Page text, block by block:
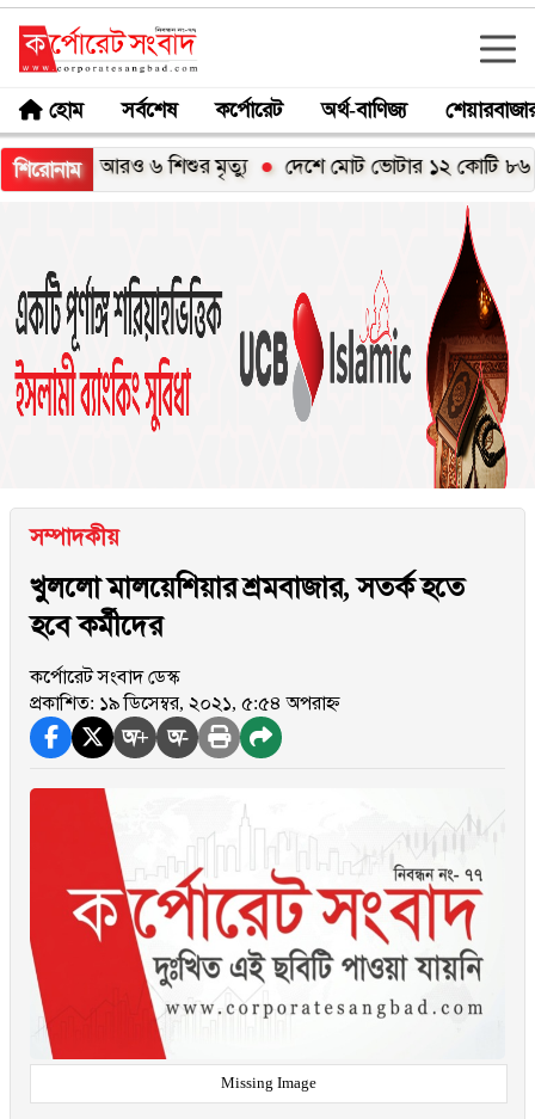
হোম সর্বশেষ কর্পোরেট অর্থ-বাণিজ্য
শিরোনাম
আরও ৬ শিশুর মৃত্যু দেশে মোট ভোটার ১২ কোটি ৮৬ লাখ
সম্পাদকীয়
খুললো মালয়েশিয়ার শ্রমবাজার, সতর্ক হতে
হবে কর্মীদের
কর্পোরেট সংবাদ ডেস্ক
প্রকাশিত: ১৯ ডিসেম্বর, ২০২১, ৫:৫৪ অপরাহ্ন
অ+ অ-
Missing Image